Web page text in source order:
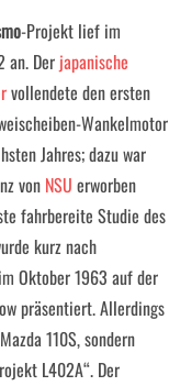
-Projekt lief im
an. Der japanische
vollendete den ersten
Wankelmotor
Jahres; dazu war
von NSU erworben
fahrbereite Studie des
kurz nach
Oktober 1963 auf der
präsentiert. Allerdings
110S, sondern
L402A“. Der